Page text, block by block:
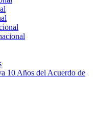
10 Años del Acuerdo de